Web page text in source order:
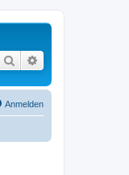
Suche
Anmelden